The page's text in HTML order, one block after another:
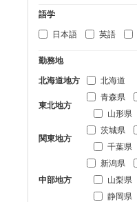
語学
日本語
英語
勤務地
北海道地方
北海道
東北地方
青森県
山形県
関東地方
茨城県
千葉県
中部地方
新潟県
山梨県
静岡県